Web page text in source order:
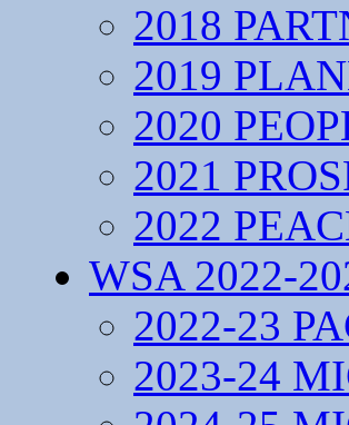
2018
2019
2020
2021
2022
WSA 2022-
2022-23
2023-24